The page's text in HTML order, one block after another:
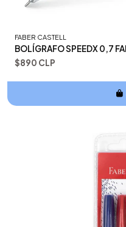
FABER CASTELL
BOLÍGRAFO SPEEDX 0,7
$890 CLP